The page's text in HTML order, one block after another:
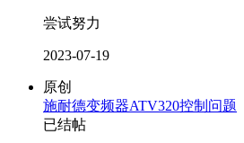
尝试努力
2023-07-19
原创
施耐德变频器ATV320控制问题
已结帖